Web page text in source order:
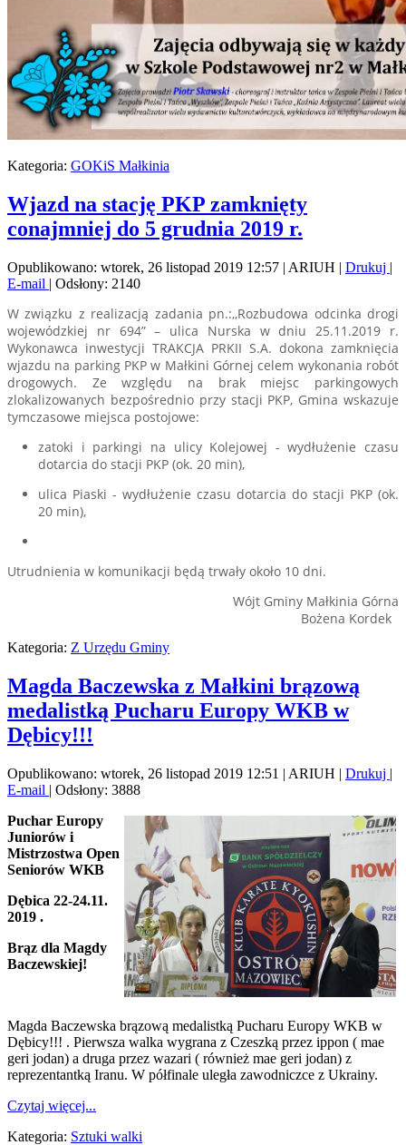
Kategoria: GOKiS Małkinia
Wjazd na stację PKP zamknięty
conajmniej do 5 grudnia 2019 r.
Opublikowano: wtorek, 26 listopad 2019 12:57 | ARIUH | Drukuj |
E-mail | Odsłony: 2140
W związku z realizacją zadania pn.:,,Rozbudowa odcinka drogi
wojewódzkiej nr 694” – ulica Nurska w dniu 25.11.2019 r.
Wykonawca inwestycji TRAKCJA PRKII S.A. dokona zamknięcia
wjazdu na parking PKP w Małkini Górnej celem wykonania robót
drogowych. Ze względu na brak miejsc parkingowych
zlokalizowanych bezpośrednio przy stacji PKP, Gmina wskazuje
tymczasowe miejsca postojowe:
zatoki i parkingi na ulicy Kolejowej - wydłużenie czasu
dotarcia do stacji PKP (ok. 20 min),
ulica Piaski - wydłużenie czasu dotarcia do stacji PKP (ok.
20 min),
Utrudnienia w komunikacji będą trwały około 10 dni.
Wójt Gminy Małkinia Górna
Bożena Kordek
Kategoria: Z Urzędu Gminy
Magda Baczewska z Małkini brązową
medalistką Pucharu Europy WKB w
Dębicy!!!
Opublikowano: wtorek, 26 listopad 2019 12:51 | ARIUH | Drukuj |
E-mail | Odsłony: 3888
Puchar Europy
Juniorów i
Mistrzostwa Open
Seniorów WKB
Dębica 22-24.11.
2019 .
Brąz dla Magdy
Baczewskiej!
Magda Baczewska brązową medalistką Pucharu Europy WKB w
Dębicy!!! . Pierwsza walka wygrana z Czeszką przez ippon ( mae
geri jodan) a druga przez wazari ( również mae geri jodan) z
reprezentantką Iranu. W półfinale uległa zawodniczce z Ukrainy.
Czytaj więcej...
Kategoria: Sztuki walki